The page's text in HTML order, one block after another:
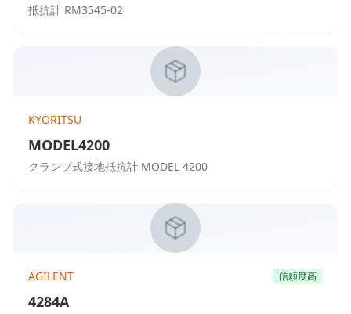
抵抗計 RM3545-02
KYORITSU
MODEL4200
クランプ式接地抵抗計 MODEL 4200
AGILENT 信頼度高
4284A